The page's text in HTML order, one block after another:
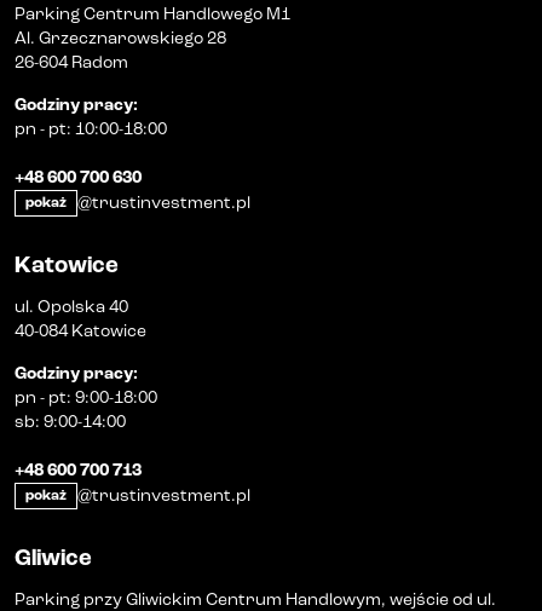
Parking Centrum Handlowego M1
Al. Grzecznarowskiego 28
26-604 Radom
Godziny pracy:
pn - pt: 10:00-18:00
+48 600 700 630
pokaż @trustinvestment.pl
Katowice
ul. Opolska 40
40-084 Katowice
Godziny pracy:
pn - pt: 9:00-18:00
sb: 9:00-14:00
+48 600 700 713
pokaż @trustinvestment.pl
Gliwice
Parking przy Gliwickim Centrum Handlowym, wejście od ul.